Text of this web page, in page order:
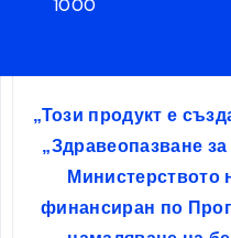
1000
„Този продукт е
„Здравеопазване
Министерството
финансиран по